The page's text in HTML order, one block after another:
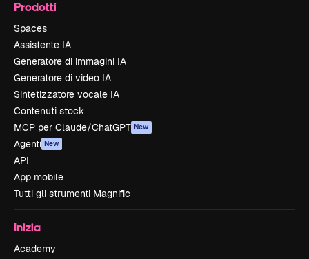
Prodotti
Spaces
Assistente IA
Generatore di immagini IA
Generatore di video IA
Sintetizzatore vocale IA
Contenuti stock
MCP per Claude/ChatGPT New
Agenti New
API
App mobile
Tutti gli strumenti Magnific
Inizia
Academy